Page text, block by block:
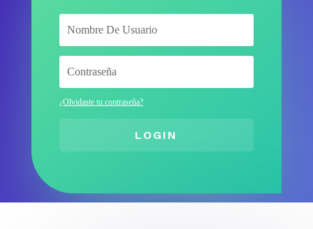
¿Olvidaste tu contraseña?
LOGIN